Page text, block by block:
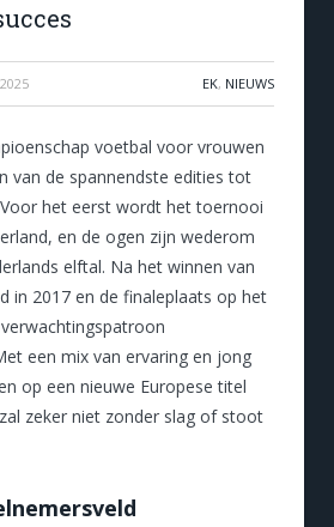
EK, NIEUWS
voetbal voor vrouwen
van de spannendste edities tot
het eerst wordt het toernooi
en de ogen zijn wederom
elftal. Na het winnen van
in 2017 en de finaleplaats op het
een mix van ervaring en jong
op een nieuwe Europese titel
zeker niet zonder slag of stoot